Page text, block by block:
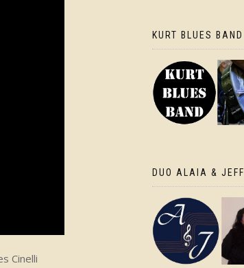
Cinelli
KURT BLUES BAND
DUO ALAIA & JEFF